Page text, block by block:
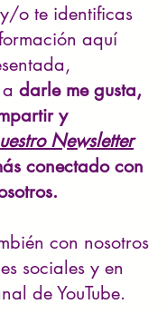
o te identificas
aquí
darle me gusta,
y
Newsletter
conectado con
con nosotros
sociales y en
de YouTube.